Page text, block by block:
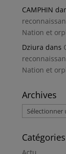
CAMPHIN
Nation et
Dziura dans
Nation et
Archives
Archives
Catégories